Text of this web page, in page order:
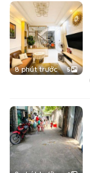
8 phút trước 5